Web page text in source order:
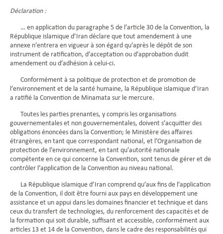
Déclaration :
… en application du paragraphe 5 de l’article 30 de la Convention, la
République islamique d’Iran déclare que tout amendement à une
annexe n’entrera en vigueur à son égard qu’après le dépôt de son
instrument de ratification, d’acceptation ou d’approbation dudit
amendement ou d’adhésion à celui-ci.
Conformément à sa politique de protection et de promotion de
l’environnement et de la santé humaine, la République islamique d’Iran
a ratifié la Convention de Minamata sur le mercure.
Toutes les parties prenantes, y compris les organisations
gouvernementales et non gouvernementales, doivent s’acquitter des
obligations énoncées dans la Convention; le Ministère des affaires
étrangères, en tant que correspondant national, et l’Organisation de
protection de l’environnement, en tant qu’autorité nationale
compétente en ce qui concerne la Convention, sont tenus de gérer et de
contrôler l’application de la Convention au niveau national.
La République islamique d’Iran comprend qu’aux fins de l’application
de la Convention, il doit être fourni aux pays en développement une
assistance et un appui dans les domaines financier et technique et dans
ceux du transfert de technologies, du renforcement des capacités et de
la formation qui soit durable, suffisant et accessible, conformément aux
articles 13 et 14 de la Convention, dans le cadre des responsabilités qui